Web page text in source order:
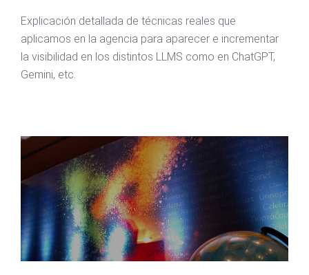
Explicación detallada de técnicas reales que
aplicamos en la agencia para aparecer e incrementar
la visibilidad en los distintos LLMS como en ChatGPT,
Gemini, etc.